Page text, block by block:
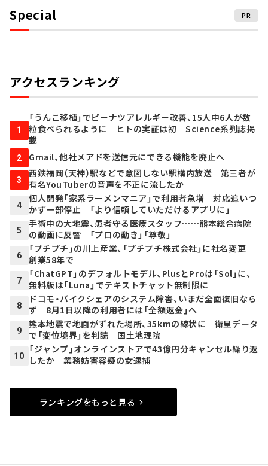
Special PR
アクセスランキング
1
「うんこ移植」でピーナツアレルギー改善、15人中6人が数
粒食べられるように ヒトの実証は初 Science系列誌掲
載
2 Gmail、他社メアドを送信元にできる機能を廃止へ
3
西鉄福岡（天神）駅などで意図しない駅構内放送 第三者が
有名YouTuberの音声を不正に流したか
4
個人開発「家系ラーメンマニア」で利用者急増 対応追いつ
かず一部停止 「より信頼していただけるアプリに」
5
手術中の大地震、患者守る医療スタッフ……熊本総合病院
の動画に反響 「プロの動き」「尊敬」
6
「プチプチ」の川上産業、「プチプチ株式会社」に社名変更
創業58年で
7
「ChatGPT」のデフォルトモデル、PlusとProは「Sol」に、
無料版は「Luna」でテキストチャット無制限に
8
ドコモ・バイクシェアのシステム障害、いまだ全面復旧なら
ず 8月1日以降の利用者には「全額返金」へ
9
熊本地震で地面がずれた場所、35kmの線状に 衛星データ
で「変位境界」を判読 国土地理院
10
「ジャンプ」オンラインストアで43億円分キャンセル繰り返
したか 業務妨害容疑の女逮捕
ランキングをもっと見る